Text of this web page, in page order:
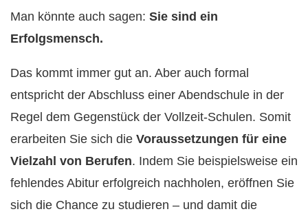
Man könnte auch sagen: Sie sind ein
Erfolgsmensch.
Das kommt immer gut an. Aber auch formal
entspricht der Abschluss einer Abendschule in der
Regel dem Gegenstück der Vollzeit-Schulen. Somit
erarbeiten Sie sich die Voraussetzungen für eine
Vielzahl von Berufen. Indem Sie beispielsweise ein
fehlendes Abitur erfolgreich nachholen, eröffnen Sie
sich die Chance zu studieren – und damit die